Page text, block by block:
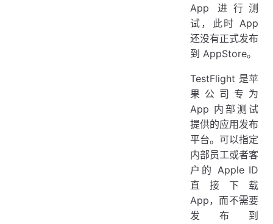
App 进行测
试，此时 App
还没有正式发布
到 AppStore。
TestFlight 是苹
果公司专为
App 内部测试
提供的应用发布
平台。可以指定
内部员工或者客
户的 Apple ID
直接下载
App，而不需要
发布到